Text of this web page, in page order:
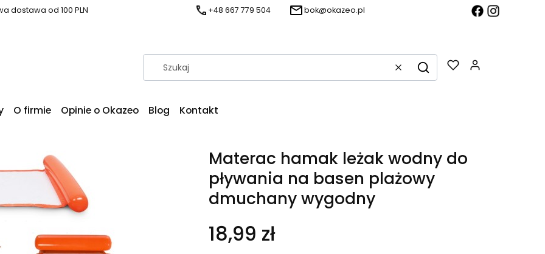
dostawa od 100 PLN +48 667 779 504 bok@okazeo.pl
WyczyśćSzukaj
O firmie Opinie o Okazeo Blog Kontakt
Materac hamak leżak wodny do
pływania na basen plażowy
dmuchany wygodny
18,99 zł